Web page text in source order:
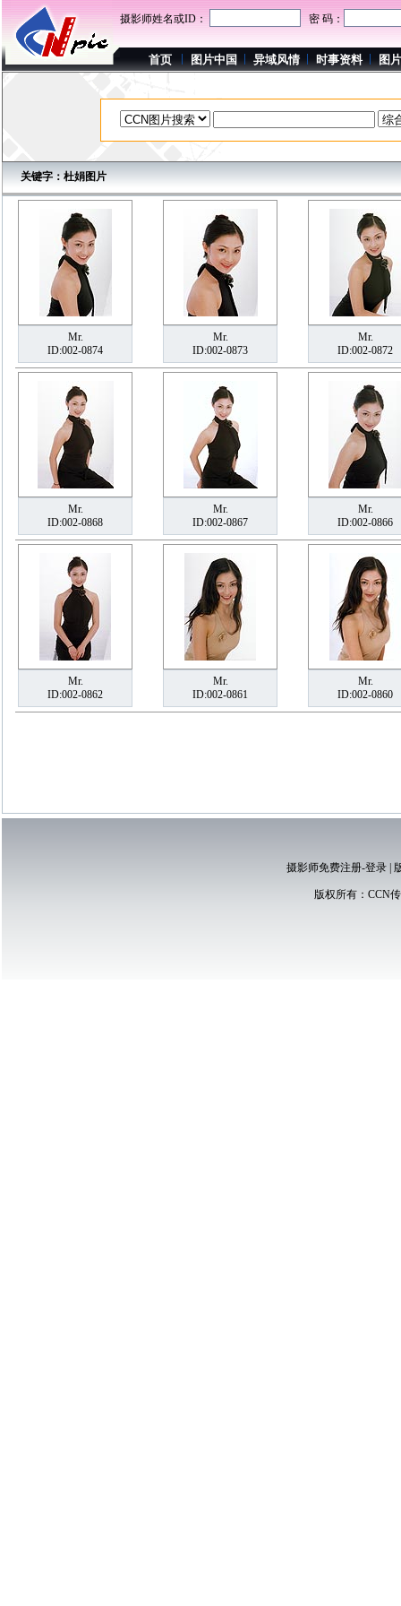
摄影师姓名或ID： 密 码：
首页 图片中国 异域风情 时事资料 图
关键字：杜娟图片
Mr.
ID:002-0874
Mr.
ID:002-0873
Mr.
ID:002-0872
Mr.
ID:002-0868
Mr.
ID:002-0867
Mr.
ID:002-0866
Mr.
ID:002-0862
Mr.
ID:002-0861
Mr.
ID:002-0860
摄影师免费注册-登录|
版权所有： CCN